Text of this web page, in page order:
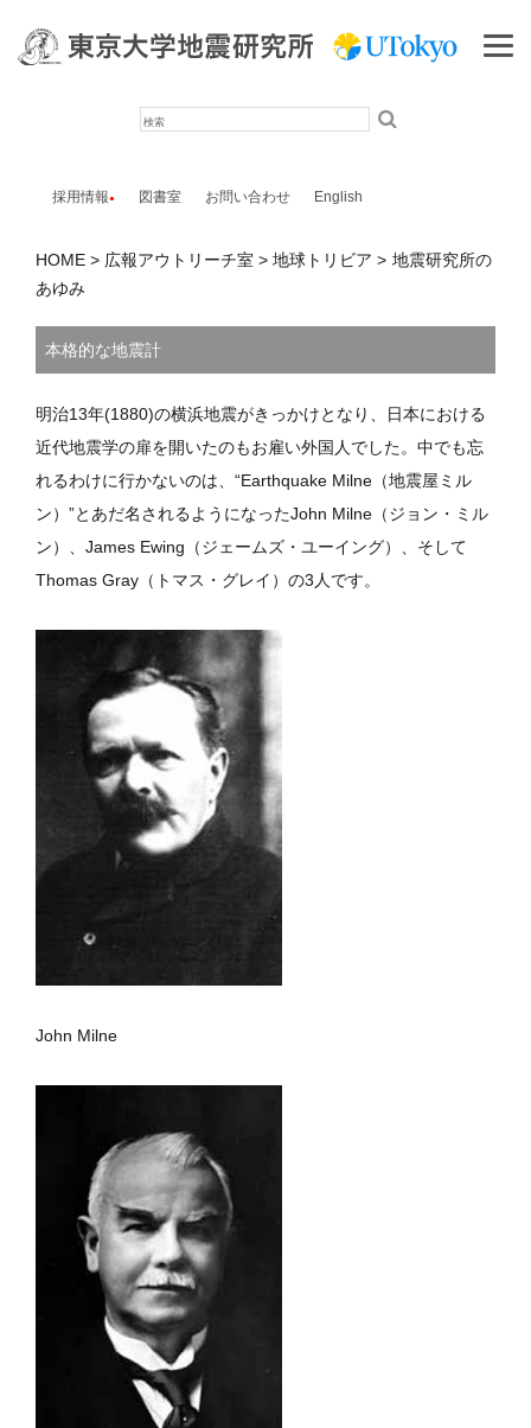
採用情報 図書室 お問い合わせ English
HOME 広報アウトリーチ室 地球トリビア
地震研究所の
あゆみ
本格的な地震計
明治13年(1880)の横浜地震がきっかけとなり、日本における
近代地震学の扉を開いたのもお雇い外国人でした。中でも忘
れるわけに行かないのは、“Earthquake Milne（地震屋ミル
ン）”とあだ名されるようになったJohn Milne（ジョン・ミル
ン）、James Ewing（ジェームズ・ユーイング）、そして
Thomas Gray（トマス・グレイ）の3人です。
John Milne